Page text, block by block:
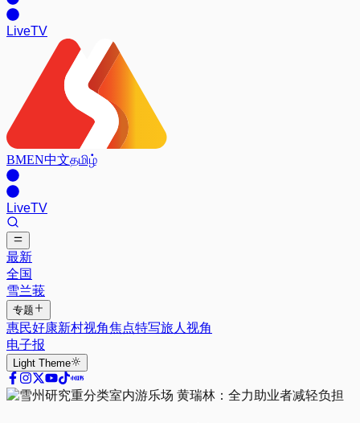
LiveTV
BMEN中文தமிழ்
LiveTV
最新
全国
雪兰莪
专题
惠民好康新村视角焦点特写旅人视角
电子报
Light Theme